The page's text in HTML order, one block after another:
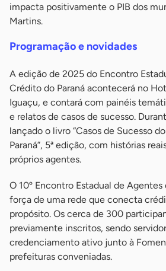
impacta positivamente o PIB dos
Martins.
Programação e novidades
A edição de 2025 do Encontro
Crédito do Paraná acontecerá no
Iguaçu, e contará com painéis
e relatos de casos de sucesso.
lançado o livro “Casos de Sucesso
Paraná”, 5ª edição, com histórias
próprios agentes.
O 10º Encontro Estadual de
força de uma rede que conecta
propósito. Os cerca de 300
previamente inscritos, sendo
credenciamento ativo junto à
prefeituras conveniadas.